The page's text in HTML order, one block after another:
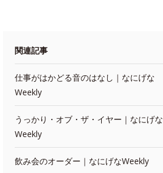
関連記事
仕事がはかどる音のはなし｜なにげな
Weekly
うっかり・オブ・ザ・イヤー｜なにげな
Weekly
飲み会のオーダー｜なにげなWeekly